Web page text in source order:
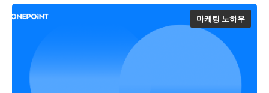
마케팅 노하우